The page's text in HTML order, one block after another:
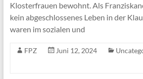
Klosterfrauen bewohnt. Als
kein abgeschlossenes Leben in der
waren im sozialen und
FPZ Juni 12, 2024